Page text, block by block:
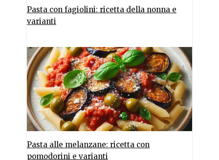
Pasta con fagiolini: ricetta della nonna e
varianti
Pasta alle melanzane: ricetta con
pomodorini e varianti